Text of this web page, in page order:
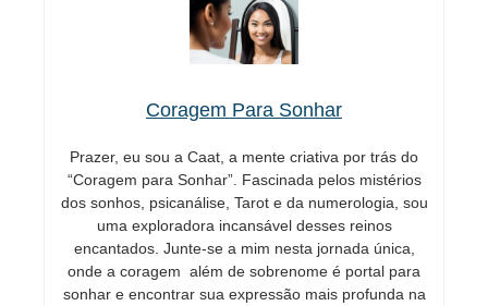
Coragem Para Sonhar
Prazer, eu sou a Caat, a mente criativa por trás do
“Coragem para Sonhar”. Fascinada pelos mistérios
dos sonhos, psicanálise, Tarot e da numerologia, sou
uma exploradora incansável desses reinos
encantados. Junte-se a mim nesta jornada única,
onde a coragem além de sobrenome é portal para
sonhar e encontrar sua expressão mais profunda na